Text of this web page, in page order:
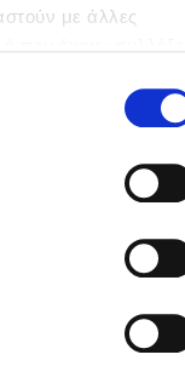
με άλλες
των Cookies
εδώ
Super Cup
(Αποφάσεις Δ.Σ.
Τι ισχύει